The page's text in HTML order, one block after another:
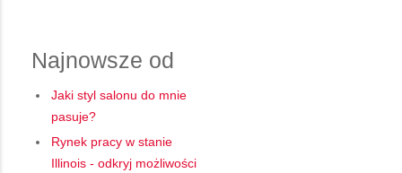
Najnowsze od
Jaki styl salonu do mnie
pasuje?
Rynek pracy w stanie
Illinois - odkryj możliwości